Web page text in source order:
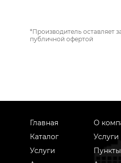
*Производитель оставляет
публичной офертой
Главная
Каталог
Услуги
О